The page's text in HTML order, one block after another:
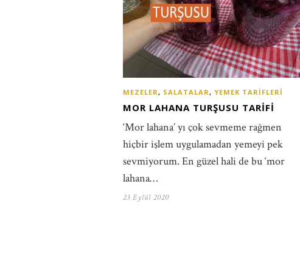
MEZELER, SALATALAR, YEMEK TARIFLERI
MOR LAHANA TURŞUSU TARIFI
‘Mor lahana’ yı çok sevmeme rağmen
hiçbir işlem uygulamadan yemeyi pek
sevmiyorum. En güzel hali de bu ‘mor
lahana…
23 Eylül 2020